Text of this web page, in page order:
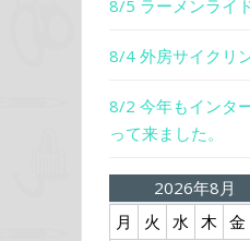
8/5 ラーメンライ
8/4 外房サイクリ
8/2 今年もインタ
って来ました。
2026年8月
月
火 水 木 金